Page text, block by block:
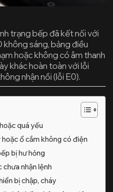
trạng bếp đã kết nối với
không sáng, bảng điều
hoặc không có âm thanh
khác hoàn toàn với lỗi
nhận nồi (lỗi E0).
quá yếu
ổ cắm không có điện
bị hư hỏng
chưa nhận lệnh
bị chập, cháy